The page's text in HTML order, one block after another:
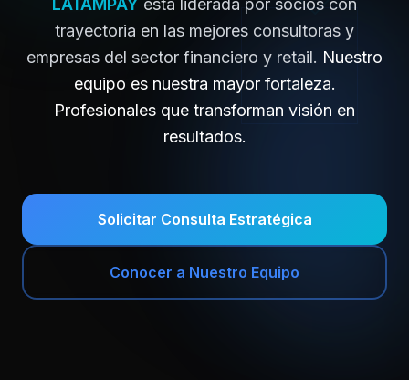
LATAMPAY está liderada por socios con
trayectoria en las mejores consultoras y
empresas del sector financiero y retail. Nuestro
equipo es nuestra mayor fortaleza.
Profesionales que transforman visión en
resultados.
Solicitar Consulta Estratégica
Conocer a Nuestro Equipo